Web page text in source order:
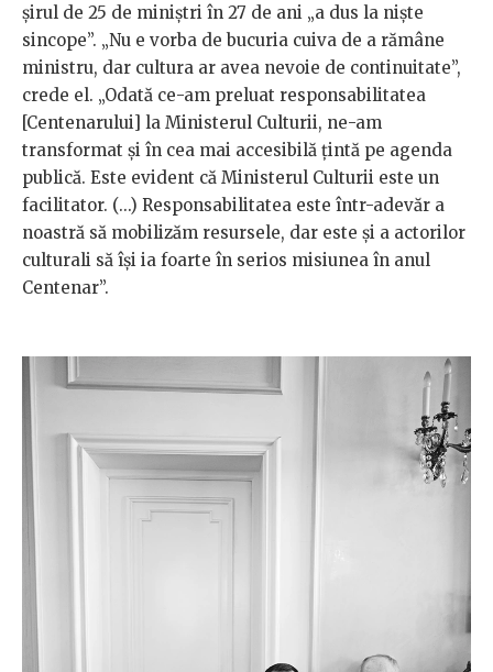
șirul de 25 de miniștri în 27 de ani „a dus la niște
sincope”. „Nu e vorba de bucuria cuiva de a rămâne
ministru, dar cultura ar avea nevoie de continuitate”,
crede el. „Odată ce-am preluat responsabilitatea
[Centenarului] la Ministerul Culturii, ne-am
transformat și în cea mai accesibilă țintă pe agenda
publică. Este evident că Ministerul Culturii este un
facilitator. (...) Responsabilitatea este într-adevăr a
noastră să mobilizăm resursele, dar este și a actorilor
culturali să își ia foarte în serios misiunea în anul
Centenar”.